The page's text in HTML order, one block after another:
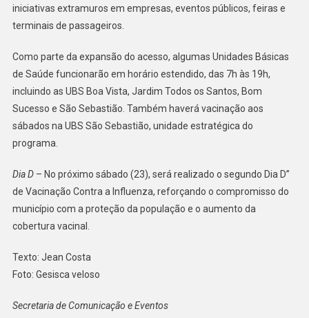
iniciativas extramuros em empresas, eventos públicos, feiras e
terminais de passageiros.
Como parte da expansão do acesso, algumas Unidades Básicas
de Saúde funcionarão em horário estendido, das 7h às 19h,
incluindo as UBS Boa Vista, Jardim Todos os Santos, Bom
Sucesso e São Sebastião. Também haverá vacinação aos
sábados na UBS São Sebastião, unidade estratégica do
programa.
Dia D– No próximo sábado (23), será realizado o segundo Dia D”
de Vacinação Contra a Influenza, reforçando o compromisso do
município com a proteção da população e o aumento da
cobertura vacinal.
Texto: Jean Costa
Foto: Gesisca veloso
Secretaria de Comunicação e Eventos